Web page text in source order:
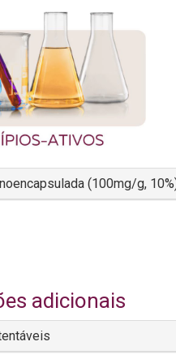
(100mg/g,
adicionais